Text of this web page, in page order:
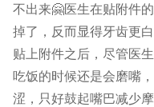
不出来🤗医生在贴附件
掉了，反而显得牙齿更
贴上附件之后，尽管医
吃饭的时候还是会磨嘴
涩，只好鼓起嘴巴减少